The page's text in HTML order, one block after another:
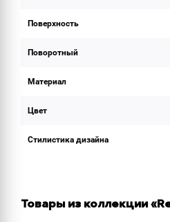
Поверхность
Поворотный
Материал
Цвет
Стилистика дизайна
Товары из коллекции